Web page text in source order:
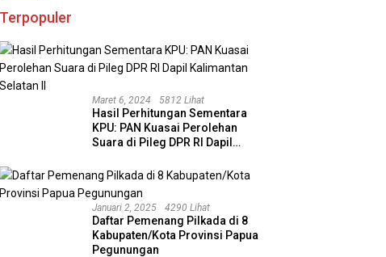
Terpopuler
Maret 6, 2024 5812 Lihat
Hasil Perhitungan Sementara
KPU: PAN Kuasai Perolehan
Suara di Pileg DPR RI Dapil
Januari 2, 2025 4290 Lihat
Daftar Pemenang Pilkada di 8
Kabupaten/Kota Provinsi Papua
Pegunungan